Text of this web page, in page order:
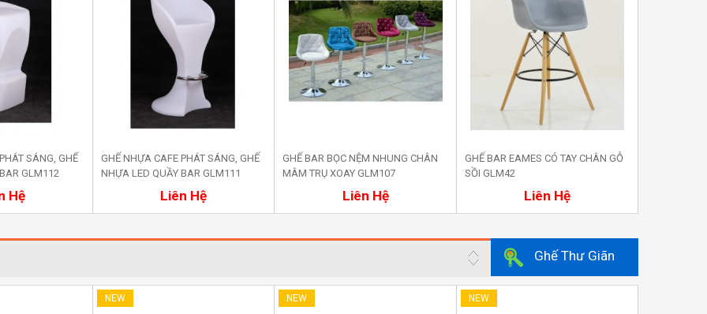
ngay
SÁNG, GHẾ
GLM112
Hệ
Mua ngay
GHẾ NHỰA CAFE PHÁT SÁNG, GHẾ
NHỰA LED QUẦY BAR GLM111
Liên Hệ
Mua ngay
GHẾ BAR BỌC NỆM NHUNG CHÂN
MÂM TRỤ XOAY GLM107
Liên Hệ
GHẾ BAR EAMES CÓ TAY CHÂN GỖ
SỒI GLM42
Liên Hệ
Ghế Thư Giãn
NEW NEW NEW